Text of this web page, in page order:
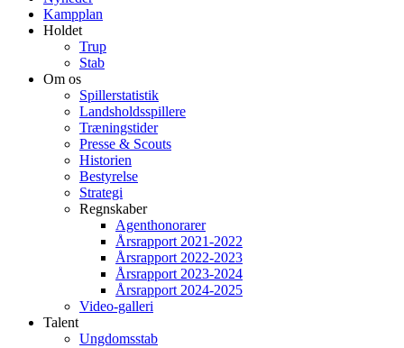
Kampplan
Holdet
Trup
Stab
Om os
Spillerstatistik
Landsholdsspillere
Træningstider
Presse & Scouts
Historien
Bestyrelse
Strategi
Regnskaber
Agenthonorarer
Årsrapport 2021-2022
Årsrapport 2022-2023
Årsrapport 2023-2024
Årsrapport 2024-2025
Video-galleri
Talent
Ungdomsstab